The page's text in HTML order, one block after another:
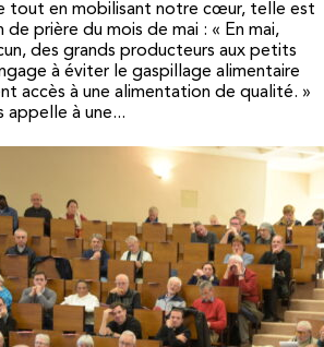
tout en mobilisant notre cœur, telle est
prière du mois de mai : « En mai,
des grands producteurs aux petits
à éviter le gaspillage alimentaire
accès à une alimentation de qualité. »
à une...